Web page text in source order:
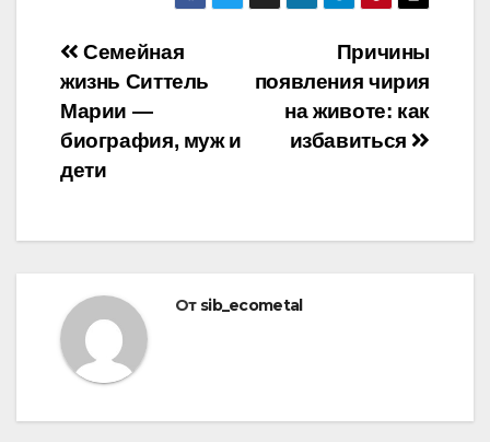
Навигация
по
записям
Причины
появления чирия
на животе: как
избавиться
Семейная
жизнь Ситтель
Марии —
биография, муж и
дети
От sib_ecometal